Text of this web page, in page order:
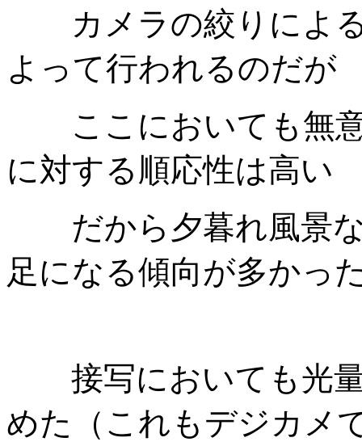
カメラの絞りによる
よって行われるのだが
ここにおいても無意
に対する順応性は高い
だから夕暮れ風景な
足になる傾向が多かっ
接写においても光量
めた（これもデジカメ